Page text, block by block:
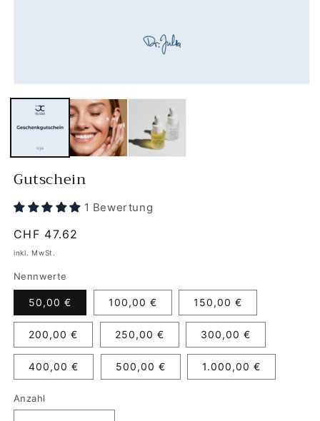
Gutschein
1 Bewertung
Normaler
Preis
CHF 47.62
inkl. MwSt.
Nennwerte
50,00 € 100,00 € 150,00 €
200,00 € 250,00 € 300,00 €
400,00 € 500,00 € 1.000,00 €
Anzahl